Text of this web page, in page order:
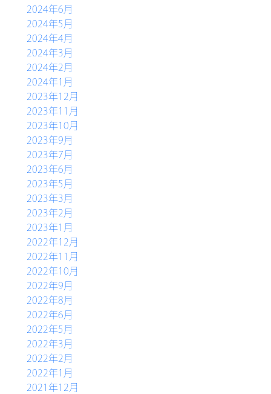
2024年6月
2024年5月
2024年4月
2024年3月
2024年2月
2024年1月
2023年12月
2023年11月
2023年10月
2023年9月
2023年7月
2023年6月
2023年5月
2023年3月
2023年2月
2023年1月
2022年12月
2022年11月
2022年10月
2022年9月
2022年8月
2022年6月
2022年5月
2022年3月
2022年2月
2022年1月
2021年12月